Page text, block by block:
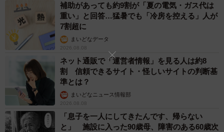
補助があっても約9割が「夏の電気・ガス代は
重い」と回答…猛暑でも「冷房を控える」人が
7割超に
まいどなデータ
2026.08.08
ネット通販で「運営者情報」を見る人は約8
割 信頼できるサイト・怪しいサイトの判断基
準とは？
まいどなニュース情報部
2026.08.08
「息子を一人にしてきたんです、帰らない
と」 施設に入った90歳母、障害のある60歳次